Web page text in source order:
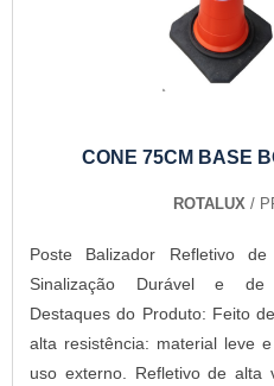
CONE 75CM BASE
ROTALUX /
Poste Balizador Refletivo
Sinalização Durável e de
Destaques do Produto: Feito
alta resistência: material leve
uso externo. Refletivo de alta